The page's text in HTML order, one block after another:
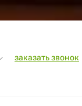
заказать звонок